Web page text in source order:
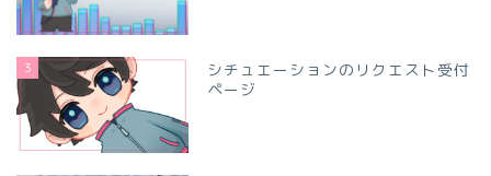
3
シチュエーションのリクエスト受付
ページ